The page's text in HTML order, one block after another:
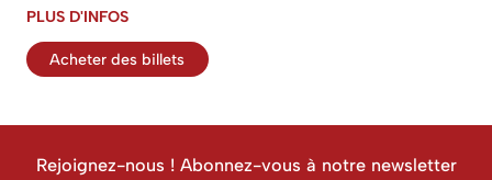
PLUS D'INFOS
Acheter des billets
Rejoignez-nous ! Abonnez-vous à notre newsletter